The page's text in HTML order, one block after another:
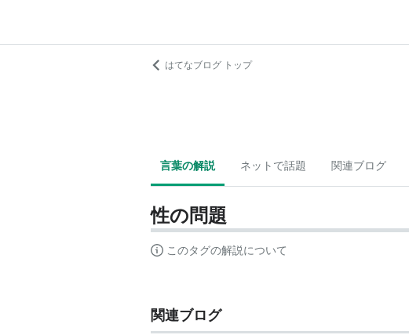
はてなブログ トップ
言葉の解説 ネットで話題 関連ブログ
性の問題
このタグの解説について
関連ブログ